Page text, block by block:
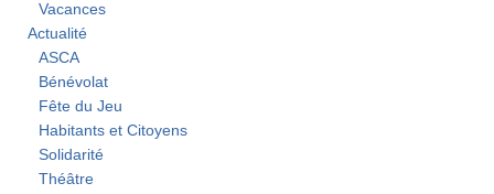
Vacances
Actualité
ASCA
Bénévolat
Fête du Jeu
Habitants et Citoyens
Solidarité
Théâtre